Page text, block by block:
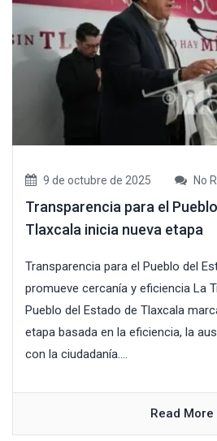
9 de octubre de 2025 No
Transparencia para el
Tlaxcala inicia nueva etapa
Transparencia para el Pueblo del
promueve cercanía y eficiencia La
Pueblo del Estado de Tlaxcala
etapa basada en la eficiencia, la
con la ciudadanía....
Read More